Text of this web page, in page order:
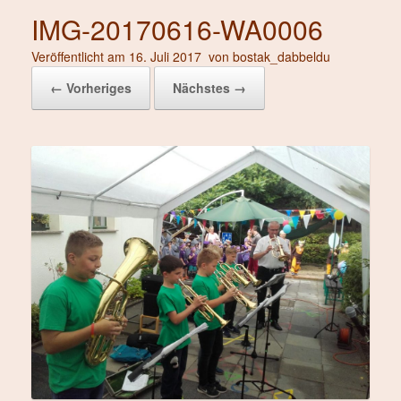
IMG-20170616-WA0006
Veröffentlicht am 16. Juli 2017 von bostak_dabbeldu
← Vorheriges
Nächstes →